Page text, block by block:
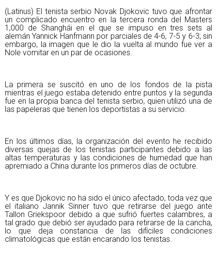
(Latinus) El tenista serbio Novak Djokovic tuvo que afrontar
un complicado encuentro en la tercera ronda del Masters
1,000 de Shanghái en el que se impuso en tres sets al
alemán Yannick Hanfmann por parciales de 4-6, 7-5 y 6-3; sin
embargo, la imagen que le dio la vuelta al mundo fue ver a
Nole vomitar en un par de ocasiones.
La primera se suscitó en uno de los fondos de la pista
mientras el juego estaba detenido entre puntos y la segunda
fue en la propia banca del tenista serbio, quien utilizó una de
las papeleras que tienen los deportistas a su servicio.
En los últimos días, la organización del evento he recibido
diversas quejas de los tenistas participantes debido a las
altas temperaturas y las condiciones de humedad que han
apremiado a China durante los primeros días de octubre.
Y es que Djokovic no ha sido el único afectado, toda vez que
el italiano Jannik Sinner tuvo que retirarse del juego ante
Tallon Griekspoor debido a que sufrió fuertes calambres, a
tal grado que debió ser ayudado para retirarse de la cancha,
lo que deja constancia de las difíciles condiciones
climatológicas que están encarando los tenistas.